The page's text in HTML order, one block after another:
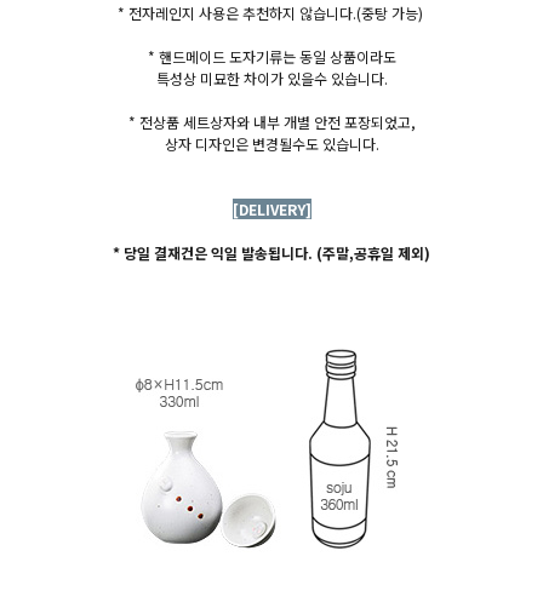
* 전자레인지 사용은 추천하지 않습니다.(중탕 가능)
* 핸드메이드 도자기류는 동일 상품이라도
특성상 미묘한 차이가 있을수 있습니다.
* 전상품 세트상자와 내부 개별 안전 포장되었고,
상자 디자인은 변경될수도 있습니다.
[DELIVERY]
* 당일 결재건은 익일 발송됩니다. (주말,공휴일 제외)